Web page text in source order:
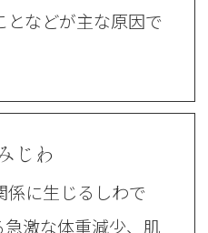
などが主な原因で
じわ
係に生じるしわで
激な体重減少、肌